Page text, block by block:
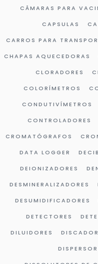
CÂMARAS PARA
CAPSULAS
CARROS PARA
CHAPAS AQUECEDORAS
CLORADORES
COLORÍMETROS
CONDUTIVÍMETROS
CONTROLADORES
CROMATÓGRAFOS
DATA LOGGER
DEIONIZADORES
DESMINERALIZADORES
DESUMIDIFICADORES
DETECTORES
DILUIDORES